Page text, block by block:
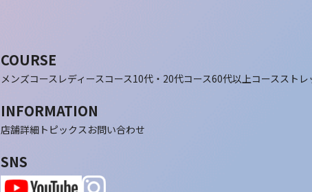
COURSE
メンズコース レディースコース10代・20代コース60代以上コースストレ
INFORMATION
店舗詳細 トピックスお問い合わせ
SNS